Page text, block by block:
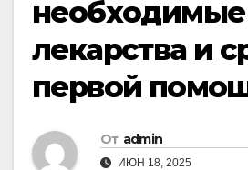
необходимые
лекарства и
первой
От admin
ИЮН 18, 2025